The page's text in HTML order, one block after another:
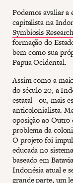
Podemos avaliar a
capitalista na
Symbiosis
formação do
bem como sua
Papua Ocidental.
Assim como a
do século 20, a
estatal - ou, mais
anticolonialista.
oposição ao Outro
problema da
O projeto foi
educada no
baseado em
Indonésia atual e
grande parte, um